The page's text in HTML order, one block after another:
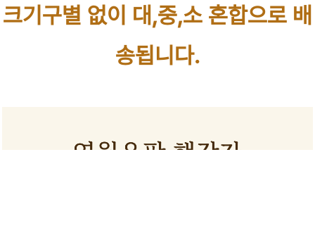
크기구별 없이 대,중,소 혼합으로 배
송됩니다.